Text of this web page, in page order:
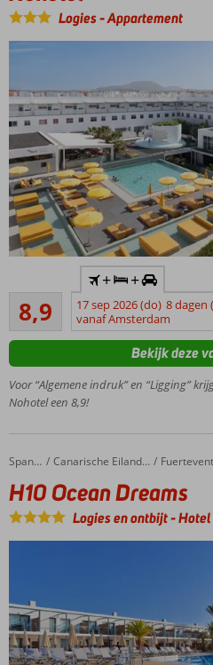
Logies &
Logies-Appartement
Charme
alert!
Corralejo
op
loopafstand
3
met
mogelijk
8,9Aanrader
16
beoordelingen
+ +
17 sep 2026 (do) 8 dagen
vanaf Amsterdam
Voor “Algemene indruk” en “Ligging”
Nohotel een 8,9!
Bekijk deze
Home Spanje Canarische Eilanden Fuerteventura
H10 Ocean Dreams
H10 Ocean Dreams
Logies en ontbijt-Hotel